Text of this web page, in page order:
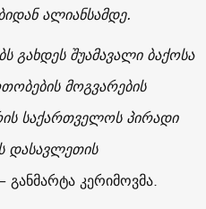
ალიანსამდე.
შუამავალი ბაქოსა
მოგვარების
საქართველოს პირადი
დასავლეთის
– განმარტა კერიმოვმა.